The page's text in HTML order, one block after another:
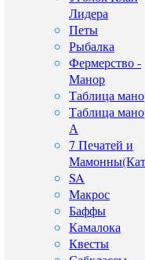
Лидера
Петы
Рыбалка
Фермерство -
Манор
Таблица
Таблица
А
7 Печатей и
SA
Макрос
Баффы
Камалока
Квесты